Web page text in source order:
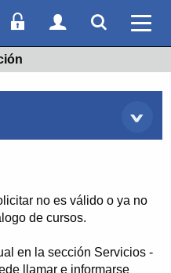
web
Acceso Socios
Acceso
no es válido o ya no
de cursos.
en la sección Servicios -
llamar e informarse